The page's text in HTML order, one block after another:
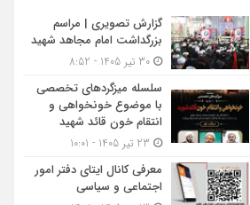
گزارش تصویری | مراسم
بزرگداشت امام مجاهد شهید
سلسله میزگردهای تخصصی
با موضوع خونخواهی و
انتقام خون قائد شهید
معرفی کانال ایتای دفتر امور
اجتماعی و سیاسی